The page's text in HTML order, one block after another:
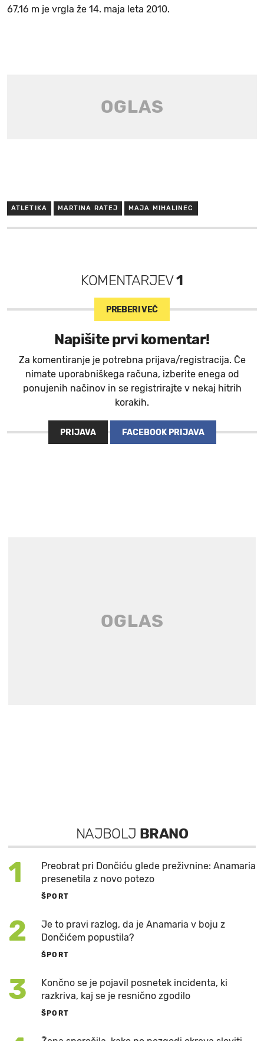
67,16 m je vrgla že 14. maja leta 2010.
ATLETIKA MARTINA RATEJ MAJA MIHALINEC
KOMENTARJEV1
PREBERI VEČ
Napišite prvi komentar!
Za komentiranje je potrebna prijava/registracija. Če
nimate uporabniškega računa, izberite enega od
ponujenih načinov in se registrirajte v nekaj hitrih
korakih.
PRIJAVA FACEBOOK PRIJAVA
NAJBOLJ BRANO
1
Preobrat pri Dončiću glede preživnine: Anamaria
presenetila z novo potezo
ŠPORT
2
Je to pravi razlog, da je Anamaria v boju z
Dončićem popustila?
ŠPORT
3
Končno se je pojavil posnetek incidenta, ki
razkriva, kaj se je resnično zgodilo
ŠPORT